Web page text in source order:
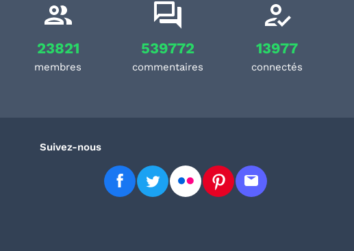
23821
membres
539772
commentaires
13977
connectés
Suivez-nous